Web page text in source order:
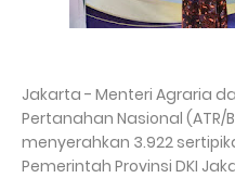
Jakarta - Menteri Agraria
Pertanahan Nasional (ATR/
menyerahkan 3.922
Pemerintah Provinsi DKI